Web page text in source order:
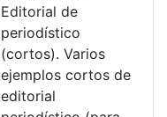
Editorial de
periodístico
(cortos). Varios
ejemplos cortos de
editorial